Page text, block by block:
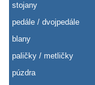
stojany
pedále / dvojpedále
blany
paličky / metličky
púzdra